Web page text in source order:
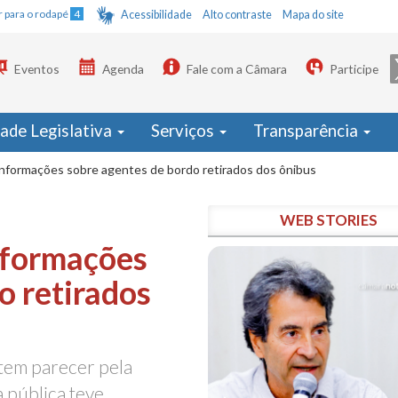
para o rodapé 4 Acessibilidade Alto contraste Mapa do site
Eventos Agenda Fale com a Câmara Participe
Legislativa Serviços Transparência
sobre agentes de bordo retirados dos ônibus
retirados
parecer pela
pública teve
WEB STORIES